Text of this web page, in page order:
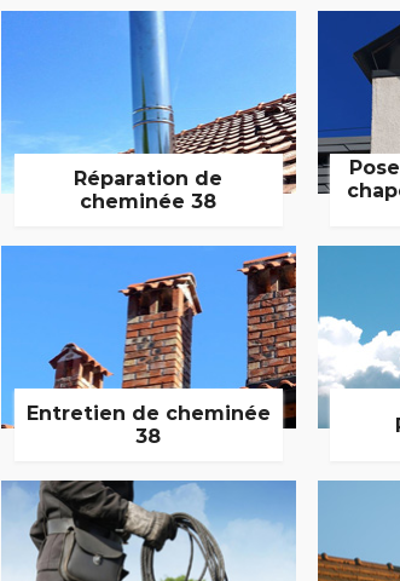
Réparation de
cheminée 38
Entretien de cheminée
38